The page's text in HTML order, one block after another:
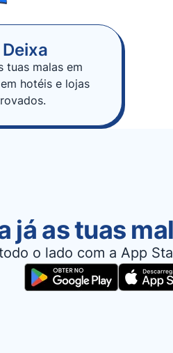
tuas malas em
hotéis e lojas
já as tuas
o lado com a App